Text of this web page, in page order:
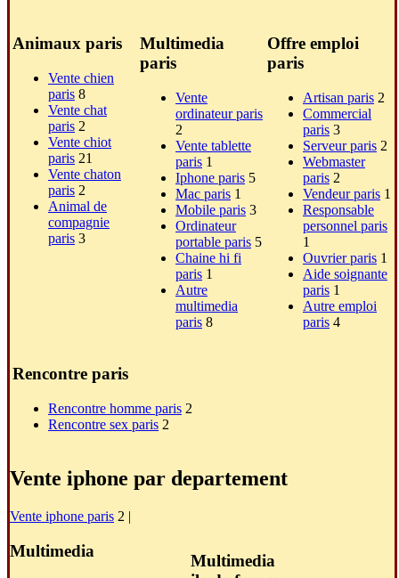
Animaux paris
Vente chien
paris 8
Vente chat
paris 2
Vente chiot
paris 21
Vente chaton
paris 2
Animal de
compagnie
paris 3
Multimedia
paris
Vente
ordinateur paris
2
Vente tablette
paris 1
Iphone paris 5
Mac paris 1
Mobile paris 3
Ordinateur
portable paris 5
Chaine hi fi
paris 1
Autre
multimedia
paris 8
Offre emploi
paris
Artisan paris 2
Commercial
paris 3
Serveur paris 2
Webmaster
paris 2
Vendeur paris 1
Responsable
personnel paris
1
Ouvrier paris 1
Aide soignante
paris 1
Autre emploi
paris 4
Rencontre paris
Rencontre homme paris 2
Rencontre sex paris 2
Vente iphone par departement
Vente iphone paris 2 |
Multimedia
Multimedia